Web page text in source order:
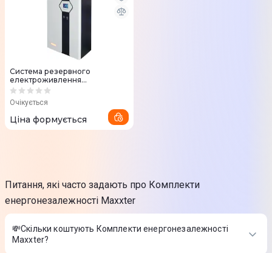
Система резервного
електроживлення
10кВт/20кВт*год Maxxter
Очікується
Ціна формується
Питання, які часто задають про Комплекти
енергонезалежності Maxxter
💸Скільки коштують Комплекти енергонезалежності
Maxxter?